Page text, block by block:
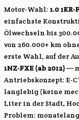
Motor-Wahl: 1.0 1KR-
einfachste
Ölwechseln bis
von 260.000+ km
erste Wahl, auf der
1NZ-FXE (ab 2012)—
Antriebskonzept: E-
langlebig (keine
Liter in der Stadt,
Problem: